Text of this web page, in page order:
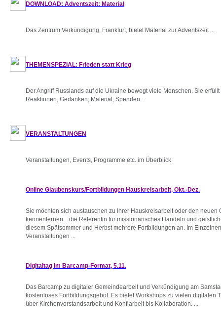
DOWNLOAD: Adventszeit: Material
Das Zentrum Verkündigung, Frankfurt, bietet Material zur Adventszeit ...
THEMENSPEZIAL: Frieden statt Krieg
Der Angriff Russlands auf die Ukraine bewegt viele Menschen. Sie
Reaktionen, Gedanken, Material, Spenden ...
VERANSTALTUNGEN
Veranstaltungen, Events, Programme etc. im Überblick
Online Glaubenskurs/Fortbildungen Hauskreisarbeit, Okt.-Dez.
Sie möchten sich austauschen zu Ihrer Hauskreisarbeit oder den neuen
kennenlernen... die Referentin für missionarisches Handeln und
diesem Spätsommer und Herbst mehrere Fortbildungen an. Im
Veranstaltungen ...
Digitaltag im Barcamp-Format, 5.11.
Das Barcamp zu digitaler Gemeindearbeit und Verkündigung am
kostenloses Fortbildungsgebot. Es bietet Workshops zu vielen digitalen
über Kirchenvorstandsarbeit und Konfiarbeit bis Kollaboration. ...